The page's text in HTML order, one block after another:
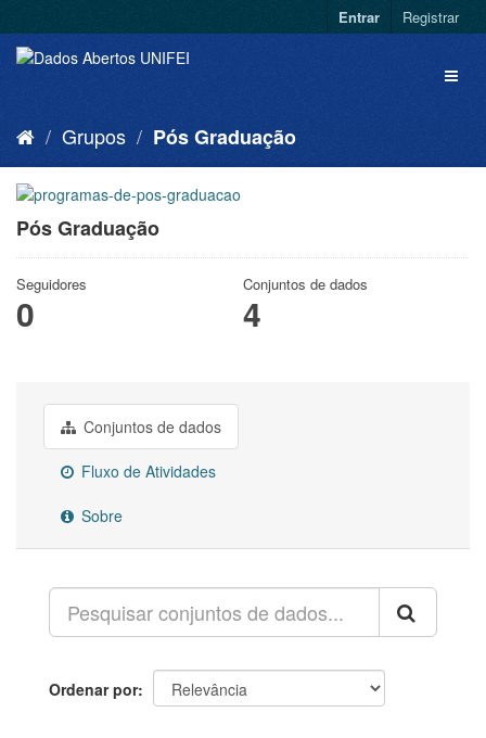
Entrar Registrar
Grupos Pós Graduação
Pós Graduação
Seguidores
0
Conjuntos de dados
4
Conjuntos de dados
Fluxo de Atividades
Sobre
Ordenar por